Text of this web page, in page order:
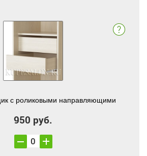
с роликовыми направляющими
950 руб.